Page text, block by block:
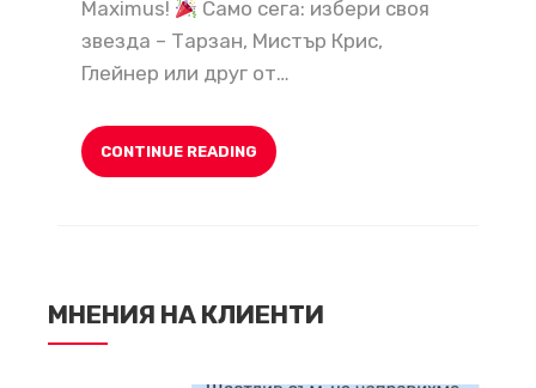
Maximus!
Само сега: избери своя
звезда – Тарзан, Мистър Крис,
Глейнер или друг от…
CONTINUE READING
МНЕНИЯ НА КЛИЕНТИ